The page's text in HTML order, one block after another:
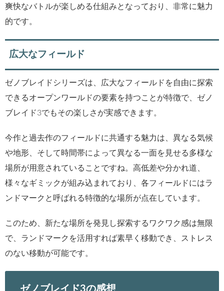
爽快なバトルが楽しめる仕組みとなっており、非常に魅力
的です。
広大なフィールド
ゼノブレイドシリーズは、広大なフィールドを自由に探索
できるオープンワールドの要素を持つことが特徴で、ゼノ
ブレイド3でもその楽しさが実感できます。
今作と過去作のフィールドに共通する魅力は、異なる気候
や地形、そして時間帯によって異なる一面を見せる多様な
場所が用意されていることですね。高低差や分かれ道、
様々なギミックが組み込まれており、各フィールドにはラ
ンドマークと呼ばれる特徴的な場所が点在しています。
このため、新たな場所を発見し探索するワクワク感は無限
で、ランドマークを活用すれば素早く移動でき、ストレス
のない移動が可能です。
ゼノブレイド3の感想